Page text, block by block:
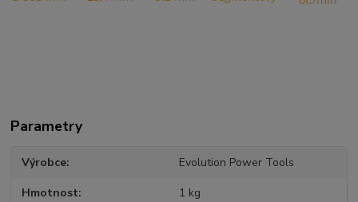
Parametry
Výrobce Evolution Power Tools
Hmotnost 1 kg